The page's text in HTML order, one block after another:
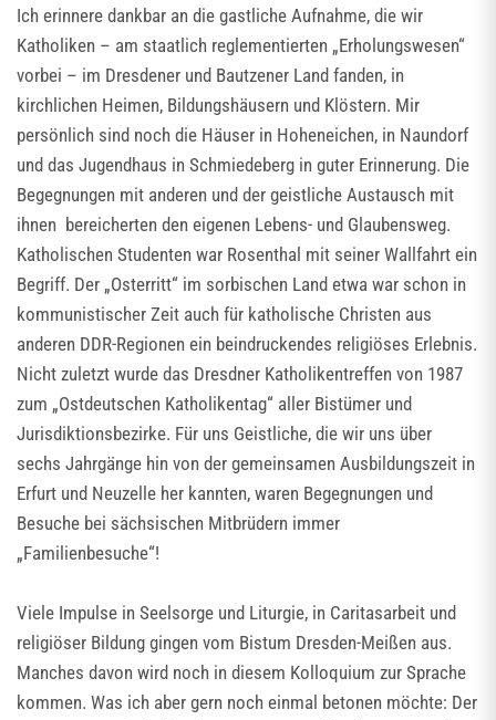
Ich erinnere dankbar an die gastliche Aufnahme, die wir
Katholiken – am staatlich reglementierten „Erholungswesen“
vorbei – im Dresdener und Bautzener Land fanden, in
kirchlichen Heimen, Bildungshäusern und Klöstern. Mir
persönlich sind noch die Häuser in Hoheneichen, in Naundorf
und das Jugendhaus in Schmiedeberg in guter Erinnerung. Die
Begegnungen mit anderen und der geistliche Austausch mit
ihnen bereicherten den eigenen Lebens- und Glaubensweg.
Katholischen Studenten war Rosenthal mit seiner Wallfahrt ein
Begriff. Der „Osterritt“ im sorbischen Land etwa war schon in
kommunistischer Zeit auch für katholische Christen aus
anderen DDR-Regionen ein beindruckendes religiöses Erlebnis.
Nicht zuletzt wurde das Dresdner Katholikentreffen von 1987
zum „Ostdeutschen Katholikentag“ aller Bistümer und
Jurisdiktionsbezirke. Für uns Geistliche, die wir uns über
sechs Jahrgänge hin von der gemeinsamen Ausbildungszeit in
Erfurt und Neuzelle her kannten, waren Begegnungen und
Besuche bei sächsischen Mitbrüdern immer
„Familienbesuche“!
Viele Impulse in Seelsorge und Liturgie, in Caritasarbeit und
religiöser Bildung gingen vom Bistum Dresden-Meißen aus.
Manches davon wird noch in diesem Kolloquium zur Sprache
kommen. Was ich aber gern noch einmal betonen möchte: Der